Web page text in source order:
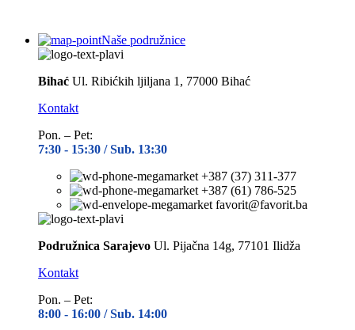
Naše podružnice
Bihać Ul. Ribićkih ljiljana 1, 77000 Bihać
Kontakt
Pon. – Pet:
7:30 - 15:30 / Sub. 13:30
+387 (37) 311-377
+387 (61) 786-525
favorit@favorit.ba
Podružnica Sarajevo Ul. Pijačna 14g, 77101 Ilidža
Kontakt
Pon. – Pet:
8:00 - 16:00 / Sub. 14:00